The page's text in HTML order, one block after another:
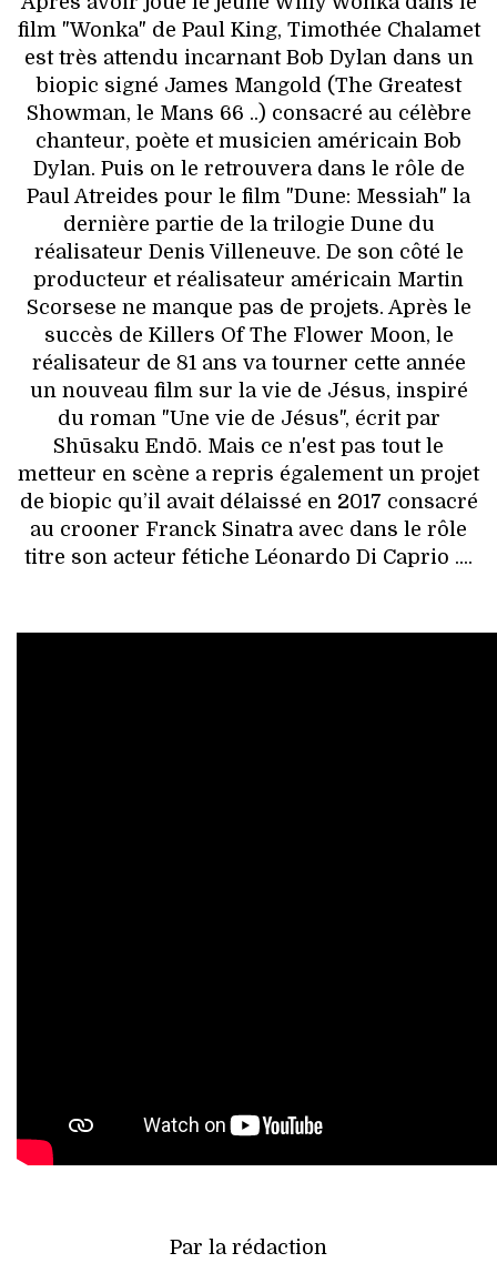
film "Wonka" de Paul King, Timothée Chalamet
est très attendu incarnant Bob Dylan dans un
biopic signé James Mangold (The Greatest
Showman, le Mans 66 ..) consacré au célèbre
chanteur, poète et musicien américain Bob
Dylan. Puis on le retrouvera dans le rôle de
Paul Atreides pour le film "Dune: Messiah" la
dernière partie de la trilogie Dune du
réalisateur Denis Villeneuve. De son côté le
producteur et réalisateur américain Martin
Scorsese ne manque pas de projets. Après le
succès de Killers Of The Flower Moon, le
réalisateur de 81 ans va tourner cette année
un nouveau film sur la vie de Jésus, inspiré
du roman "Une vie de Jésus", écrit par
Shūsaku Endō. Mais ce n'est pas tout le
metteur en scène a repris également un projet
de biopic qu’il avait délaissé en 2017 consacré
au crooner Franck Sinatra avec dans le rôle
titre son acteur fétiche Léonardo Di Caprio ....
Par la rédaction